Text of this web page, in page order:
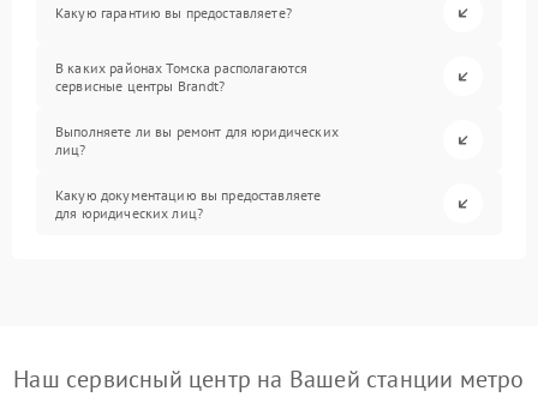
Какую гарантию вы предоставляете?
В каких районах Томска располагаются
сервисные центры Brandt?
Выполняете ли вы ремонт для юридических
лиц?
Какую документацию вы предоставляете
для юридических лиц?
Наш сервисный центр на Вашей станции метро